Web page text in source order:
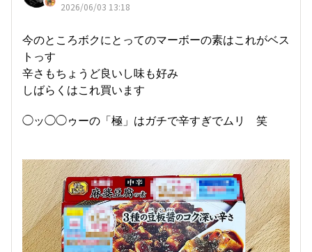
2026/06/03 13:18
今のところボクにとってのマーボーの素はこれがベス
トっす
辛さもちょうど良いし味も好み
しばらくはこれ買います
◯ッ◯◯ゥーの「極」はガチで辛すぎでムリ 笑